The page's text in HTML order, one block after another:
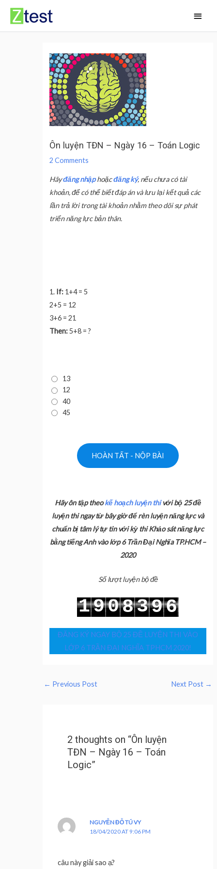
Skip
content
Ôn luyện TĐN – Ngày 16 – Toán Logic
2 Comments
Hãyđăng nhậphoặcđăng ký, nếu chưa có tài
khoản, để có thể biết đáp án và lưu lại kết quả các
lần trả lời trong tài khoản nhằm theo dõi sự phát
triển năng lực bản thân.
1. If: 1+4 = 5
2+5 = 12
3+6 = 21
Then:5+8 = ?
13
12
40
45
Hãy ôn tập theokế hoạch luyện thivới bộ 25 đề
luyện thi ngay từ bây giờ để rèn luyện năng lực và
chuẩn bị tâm lý tự tin với kỳ thi Khảo sát năng lực
bằng tiếng Anh vào lớp 6 Trần Đại Nghĩa TP.HCM –
2020
Số lượt luyện bộ đề
1
2
9
0
0
1
8
9
3
40
9
7
6
ĐĂNG KÝ NGAY BỘ 25 ĐỀ LUYỆN THI VÀO
LỚP 6 TRẦN ĐẠI NGHĨA TPHCM 2020!
← Previous Post Next Post →
2 thoughts on “Ôn luyện
TĐN – Ngày 16 – Toán
Logic”
NGUYỄN ĐỖ TÚ VY
18/04/2020 AT 9:06 PM
câu này giải sao ạ?